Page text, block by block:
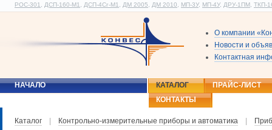
РОС-301 ДСП-160-М1 ДСП-4Сг-М1 ДМ 2005 ДМ 2010 МП-3У, МП-4У, ДРУ-1ПМ ТКП-
О компании
Новости и
Контактная
НАЧАЛО КАТАЛОГ
ПРАЙС-ЛИСТ
КОНТАКТЫ
Каталог Контрольно-измерительные приборы и автоматика